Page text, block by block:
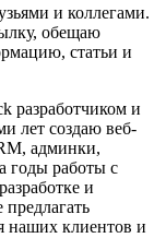
и коллегами.
, обещаю
статьи и
разработчиком и
лет создаю веб-
админки,
годы работы с
и
наших клиентов и